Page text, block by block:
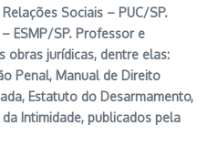
Sociais – PUC/SP.
ESMP/SP. Professor e
obras jurídicas, dentre elas:
Penal, Manual de Direito
Estatuto do Desarmamento,
Intimidade, publicados pela